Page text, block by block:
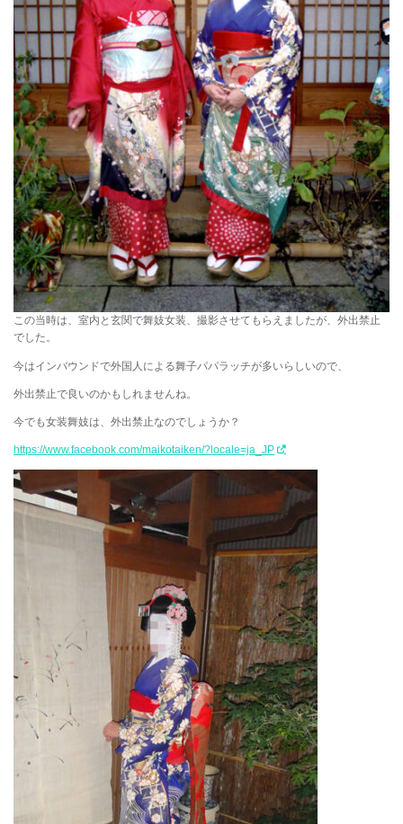
この当時は、室内と玄関で舞妓女装、撮影させてもらえましたが、外出禁止
でした。
今はインバウンドで外国人による舞子パパラッチが多いらしいので、
外出禁止で良いのかもしれませんね。
今でも女装舞妓は、外出禁止なのでしょうか？
https://www.facebook.com/maikotaiken/?locale=ja_JP